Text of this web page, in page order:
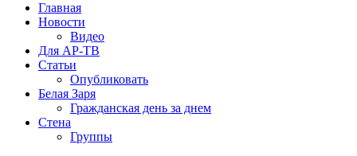
Главная
Новости
Видео
Для АР-ТВ
Статьи
Опубликовать
Белая Заря
Гражданская день за днем
Стена
Группы